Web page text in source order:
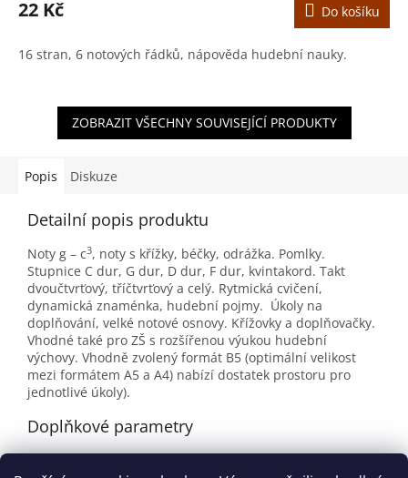
22 Kč Do košíku
16 stran, 6 notových řádků, nápověda hudební nauky.
ZOBRAZIT VŠECHNY SOUVISEJÍCÍ PRODUKTY
Popis Diskuze
Detailní popis produktu
Noty g – c3, noty s křížky, béčky, odrážka. Pomlky.
Stupnice C dur, G dur, D dur, F dur, kvintakord. Takt
dvoučtvrťový, tříčtvrťový a celý. Rytmická cvičení,
dynamická znaménka, hudební pojmy. Úkoly na
doplňování, velké notové osnovy. Křížovky a doplňovačky.
Vhodné také pro ZŠ s rozšířenou výukou hudební
výchovy. Vhodně zvolený formát B5 (optimální velikost
mezi formátem A5 a A4) nabízí dostatek prostoru pro
jednotlivé úkoly).
Doplňkové parametry